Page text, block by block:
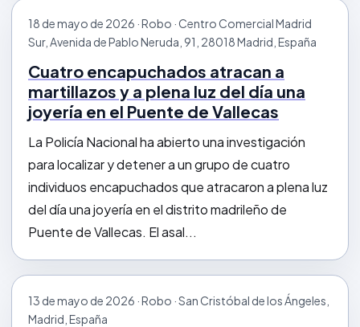
18 de mayo de 2026 · Robo · Centro Comercial Madrid
Sur, Avenida de Pablo Neruda, 91, 28018 Madrid, España
Cuatro encapuchados atracan a
martillazos y a plena luz del día una
joyería en el Puente de Vallecas
La Policía Nacional ha abierto una investigación
para localizar y detener a un grupo de cuatro
individuos encapuchados que atracaron a plena luz
del día una joyería en el distrito madrileño de
Puente de Vallecas. El asal...
13 de mayo de 2026 · Robo · San Cristóbal de los Ángeles,
Madrid, España